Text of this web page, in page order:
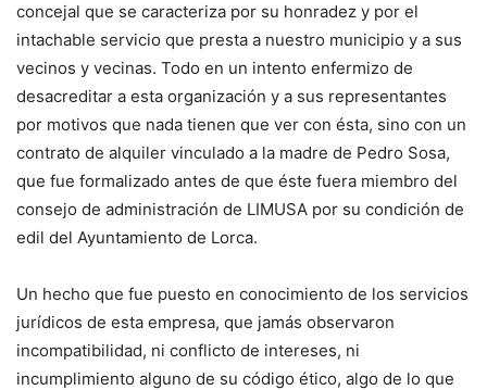
concejal que se caracteriza por su honradez y por el
intachable servicio que presta a nuestro municipio y a sus
vecinos y vecinas. Todo en un intento enfermizo de
desacreditar a esta organización y a sus representantes
por motivos que nada tienen que ver con ésta, sino con un
contrato de alquiler vinculado a la madre de Pedro Sosa,
que fue formalizado antes de que éste fuera miembro del
consejo de administración de LIMUSA por su condición de
edil del Ayuntamiento de Lorca.
Un hecho que fue puesto en conocimiento de los servicios
jurídicos de esta empresa, que jamás observaron
incompatibilidad, ni conflicto de intereses, ni
incumplimiento alguno de su código ético, algo de lo que